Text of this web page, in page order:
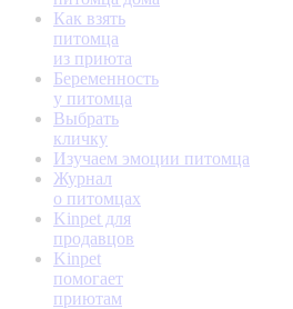
Как взять
питомца
из приюта
Беременность
у питомца
Выбрать
кличку
Изучаем эмоции питомца
Журнал
о питомцах
Kinpet для
продавцов
Kinpet
помогает
приютам